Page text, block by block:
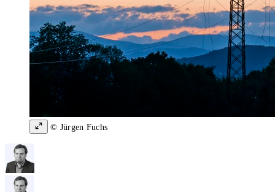
© Jürgen Fuchs